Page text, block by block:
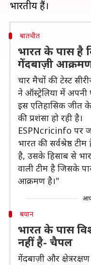
बातचीत
भारत के पास है
गेंदबाज़ी
चार मैचों की टेस्ट
ने ऑस्ट्रेलिया में अपनी
इस एतिहासिक जीत
की प्रशंसा हो रही है।
ESPNcricinfo पर
भारत की सर्वश्रेष्ठ
है, उसके हिसाब से
वाली टीम है जिसके
आक्रमण है।"
बयान
भारत के पास
नहीं है- चैपल
गेंदबाज़ी और